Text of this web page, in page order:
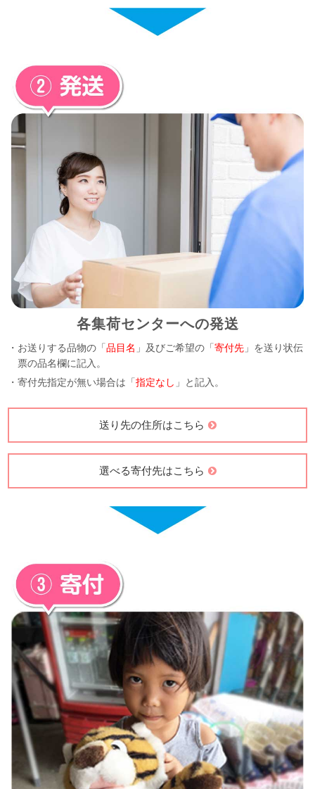
各集荷センターへの発送
・お送りする品物の「品目名 」及びご希望の「寄付先 」を送り状伝
票の品名欄に記入。
・寄付先指定が無い場合は「指定なし 」と記入。
送り先の住所はこちら
選べる寄付先はこちら